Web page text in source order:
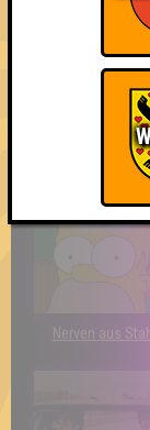
Eindeutiger
Nerven aus